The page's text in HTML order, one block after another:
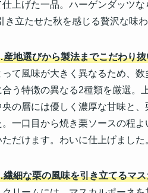
上げた一品​。ハーゲンダッツ
き立たせた秋を感じる贅沢な味
産地選びから製法までこだわり
て風味が大きく異なるため、
合う特徴の異なる2種類を厳選。
の層には優しく濃厚な甘味と
。一口目から焼き栗ソースの程
だけます。わいに仕上げました
繊細な栗の風味を引き立てるマ